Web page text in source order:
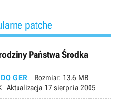
patche
Państwa Środka
GIER Rozmiar: 13.6 MB
Aktualizacja 17 sierpnia 2005